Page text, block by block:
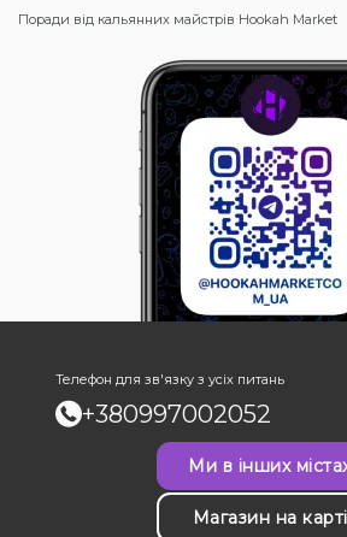
Поради від кальянних майстрів Hookah Market
Телефон для зв'язку з усіх питань
+380997002052
Ми в інших
Магазин на карті